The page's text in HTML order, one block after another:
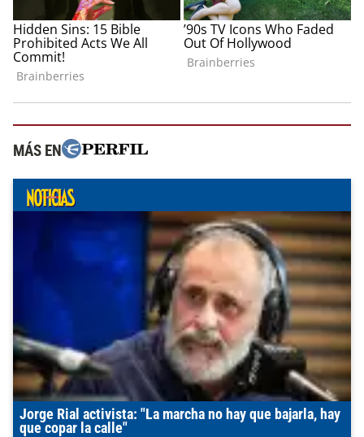
MÁS EN
Jorge Rial activista: "La marcha no hay que bajarla, hay
que copar la calle"